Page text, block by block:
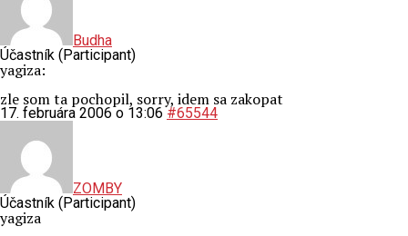
Budha
Účastník (Participant)
yagiza:
zle som ta pochopil, sorry, idem sa zakopat
17. februára 2006 o 13:06 #65544
ZOMBY
Účastník (Participant)
yagiza